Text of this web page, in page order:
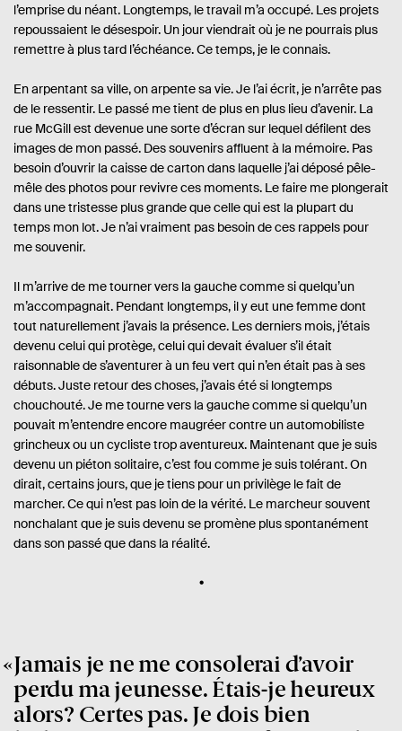
l’emprise du néant. Longtemps, le travail m’a occupé. Les projets
repoussaient le désespoir. Un jour viendrait où je ne pourrais plus
remettre à plus tard l’échéance. Ce temps, je le connais.
En arpentant sa ville, on arpente sa vie. Je l’ai écrit, je n’arrête pas
de le ressentir. Le passé me tient de plus en plus lieu d’avenir. La
rue McGill est devenue une sorte d’écran sur lequel défilent des
images de mon passé. Des souvenirs affluent à la mémoire. Pas
besoin d’ouvrir la caisse de carton dans laquelle j’ai déposé pêle-
mêle des photos pour revivre ces moments. Le faire me plongerait
dans une tristesse plus grande que celle qui est la plupart du
temps mon lot. Je n’ai vraiment pas besoin de ces rappels pour
me souvenir.
Il m’arrive de me tourner vers la gauche comme si quelqu’un
m’accompagnait. Pendant longtemps, il y eut une femme dont
tout naturellement j’avais la présence. Les derniers mois, j’étais
devenu celui qui protège, celui qui devait évaluer s’il était
raisonnable de s’aventurer à un feu vert qui n’en était pas à ses
débuts. Juste retour des choses, j’avais été si longtemps
chouchouté. Je me tourne vers la gauche comme si quelqu’un
pouvait m’entendre encore maugréer contre un automobiliste
grincheux ou un cycliste trop aventureux. Maintenant que je suis
devenu un piéton solitaire, c’est fou comme je suis tolérant. On
dirait, certains jours, que je tiens pour un privilège le fait de
marcher. Ce qui n’est pas loin de la vérité. Le marcheur souvent
nonchalant que je suis devenu se promène plus spontanément
dans son passé que dans la réalité.
Jamais je ne me consolerai d’avoir
perdu ma jeunesse. Étais-je heureux
alors? Certes pas. Je dois bien